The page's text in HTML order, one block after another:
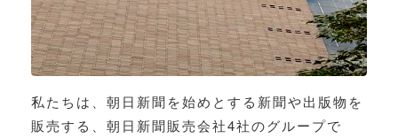
私たちは、朝日新聞を始めとする新聞や出版物を
販売する、朝日新聞販売会社4社のグループで